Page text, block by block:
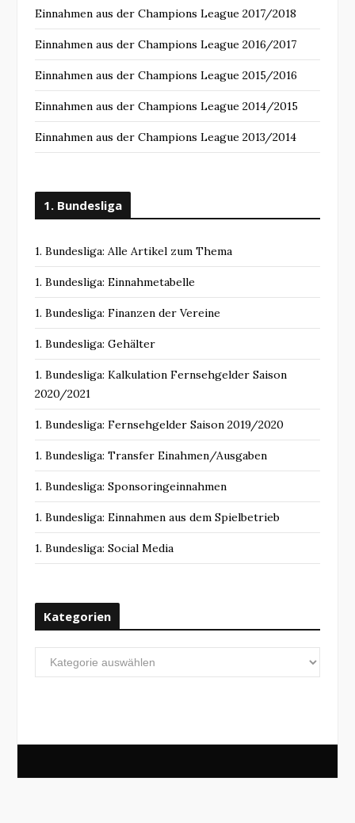
Einnahmen aus der Champions League 2017/2018
Einnahmen aus der Champions League 2016/2017
Einnahmen aus der Champions League 2015/2016
Einnahmen aus der Champions League 2014/2015
Einnahmen aus der Champions League 2013/2014
1. Bundesliga
1. Bundesliga: Alle Artikel zum Thema
1. Bundesliga: Einnahmetabelle
1. Bundesliga: Finanzen der Vereine
1. Bundesliga: Gehälter
1. Bundesliga: Kalkulation Fernsehgelder Saison
2020/2021
1. Bundesliga: Fernsehgelder Saison 2019/2020
1. Bundesliga: Transfer Einahmen/Ausgaben
1. Bundesliga: Sponsoringeinnahmen
1. Bundesliga: Einnahmen aus dem Spielbetrieb
1. Bundesliga: Social Media
Kategorien
Kategorien